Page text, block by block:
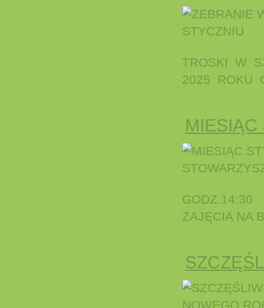
TROSKI W
2025 ROKU
MIESIĄC
GODZ.14:30
ZAJĘCIA NA